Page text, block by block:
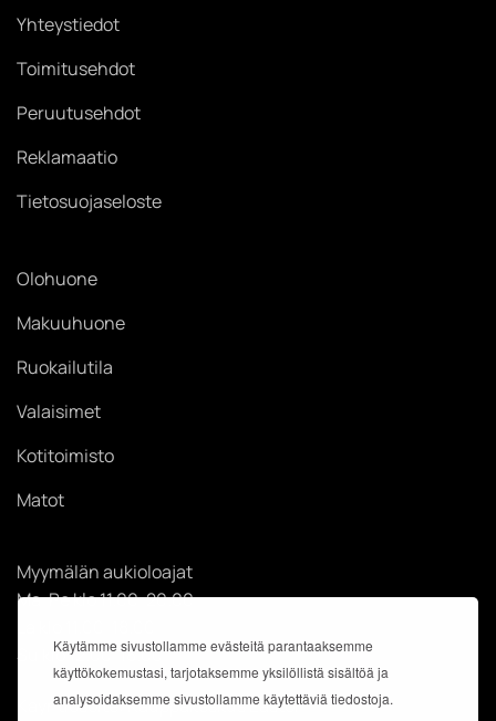
Käytämme sivustollamme evästeitä parantaaksemme
käyttökokemustasi, tarjotaksemme yksilöllistä sisältöä ja
analysoidaksemme sivustollamme käytettäviä tiedostoja.
Yhteystiedot
Toimitusehdot
Peruutusehdot
Reklamaatio
Tietosuojaseloste
Olohuone
Makuuhuone
Ruokailutila
Valaisimet
Kotitoimisto
Matot
Myymälän aukioloajat
Ma-Pe klo 11.00-20.00
Su klo 12.00-18.00
Käyntiosoite: Kauppakeskus Easton